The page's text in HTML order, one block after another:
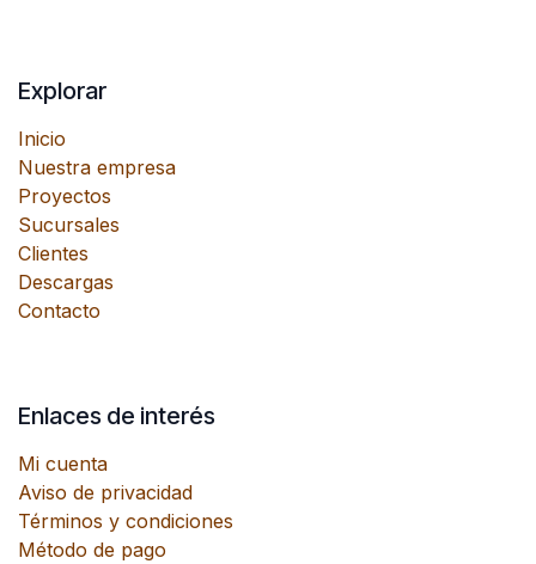
Explorar
Inicio
Nuestra empresa
Proyectos
Sucursales
Clientes
Descargas
Contacto
Enlaces de interés
Mi cuenta
Aviso de privacidad
Términos y condiciones
Método de pago